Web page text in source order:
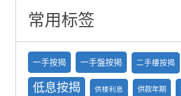
常用标签
一手按揭 一手盤按掲 二手樓按揭
低息按揭 供楼利息 供款年期